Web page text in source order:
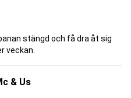
stängd och få dra åt sig
veckan.
& Us